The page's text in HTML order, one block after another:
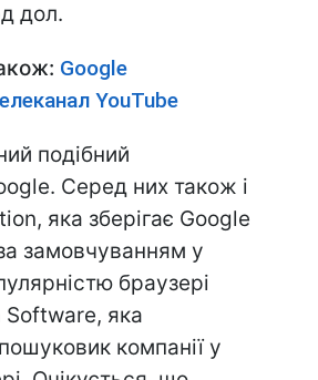
дол.
Google
YouTube
подібний
Серед них також і
яка зберігає Google
замовчуванням у
браузері
Software, яка
компанії у